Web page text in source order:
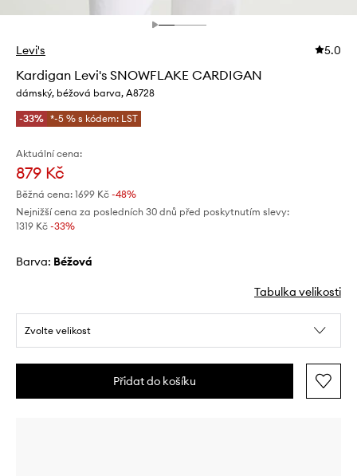
Levi's 5.0
Kardigan Levi's SNOWFLAKE CARDIGAN
dámský, béžová barva, A8728
-33% *-5 % s kódem: LST
Aktuální cena:
879 Kč
Běžná cena: 1699 Kč -48%
Nejnižší cena za posledních 30 dnů před poskytnutím slevy:
1319 Kč -33%
Barva: béžová
Tabulka velikosti
Zvolte velikost
Přidat do košíku